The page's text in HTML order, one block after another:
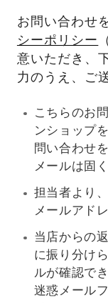
お問い合わせ
シーポリシー
意いただき、
力のうえ、ご
こちらのお
ンショップ
問い合わせ
メールは固
担当者より
メールアド
当店からの
に振り分け
ルが確認で
迷惑メール